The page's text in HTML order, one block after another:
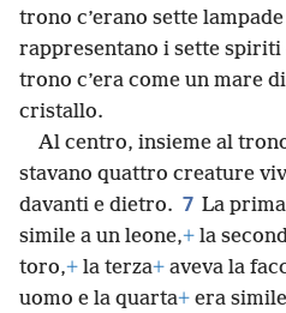
trono c’erano sette
rappresentano i sette spiriti
trono c’era come un mare
cristallo.
Al centro, insieme al
stavano quattro creature
davanti e dietro. 7 La
simile a un leone,+ la
toro,+ la terza+ aveva la
uomo e la quarta+ era